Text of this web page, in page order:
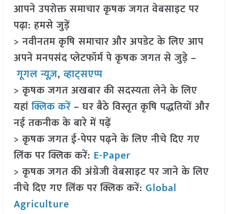
आपने उपरोक्त समाचार कृषक जगत वेबसाइट पर
पढ़ा: हमसे जुड़ें
> नवीनतम कृषि समाचार और अपडेट के लिए आप
अपने मनपसंद प्लेटफॉर्म पे कृषक जगत से जुड़े –
गूगल न्यूज़,व्हाट्सएप्प
> कृषक जगत अखबार की सदस्यता लेने के लिए
यहांक्लिक करें– घर बैठे विस्तृत कृषि पद्धतियों और
नई तकनीक के बारे में पढ़ें
> कृषक जगत ई-पेपर पढ़ने के लिए नीचे दिए गए
लिंक पर क्लिक करें: E-Paper
> कृषक जगत की अंग्रेजी वेबसाइट पर जाने के लिए
नीचे दिए गए लिंक पर क्लिक करें: Global
Agriculture